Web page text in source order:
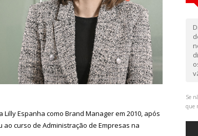
Espanha como Brand Manager em 2010, após
curso de Administração de Empresas na
Se
que